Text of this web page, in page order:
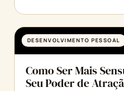
DESENVOLVIMENTO PESSOAL
Como Ser Mais
Seu Poder de